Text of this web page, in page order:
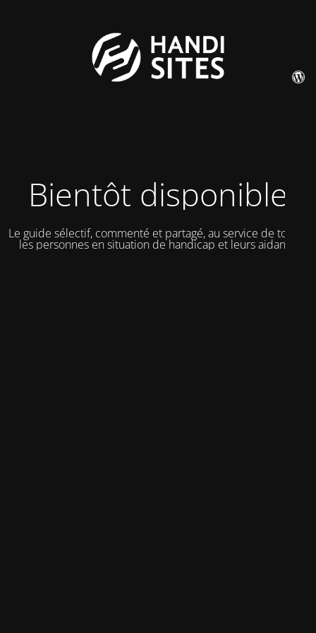
Bientôt disponible
Le guide sélectif, commenté et partagé, au service de toutes
les personnes en situation de handicap et leurs aidants.